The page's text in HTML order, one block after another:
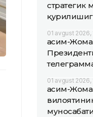
стратегик
01 avgust 2026,
Қасим-
01 avgust 2026,
Қасим-